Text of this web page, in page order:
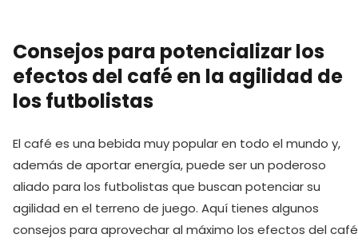
Consejos para ‍potencializar los
efectos del café en la agilidad de
los futbolistas
El café es una bebida muy popular en todo el mundo y,
además de aportar energía, puede ser un poderoso
aliado para los futbolistas que buscan potenciar su
agilidad en el terreno de juego. Aquí tienes algunos
consejos para aprovechar al máximo los efectos del café